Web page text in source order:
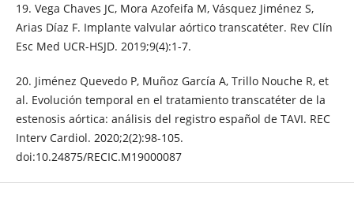
19. Vega Chaves JC, Mora Azofeifa M, Vásquez Jiménez S,
Arias Díaz F. Implante valvular aórtico transcatéter. Rev Clín
Esc Med UCR-HSJD. 2019;9(4):1-7.
20. Jiménez Quevedo P, Muñoz García A, Trillo Nouche R, et
al. Evolución temporal en el tratamiento transcatéter de la
estenosis aórtica: análisis del registro español de TAVI. REC
Interv Cardiol. 2020;2(2):98-105.
doi:10.24875/RECIC.M19000087